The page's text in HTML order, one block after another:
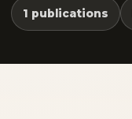
1 publications